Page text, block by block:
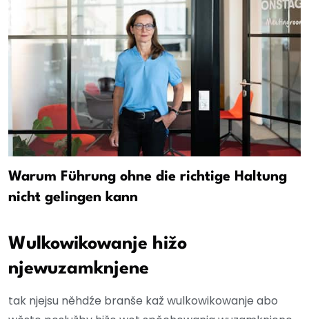
Warum Führung ohne die richtige Haltung
nicht gelingen kann
Wulkowikowanje hižo
njewuzamknjene
tak njejsu něhdźe branše kaž wulkowikowanje abo